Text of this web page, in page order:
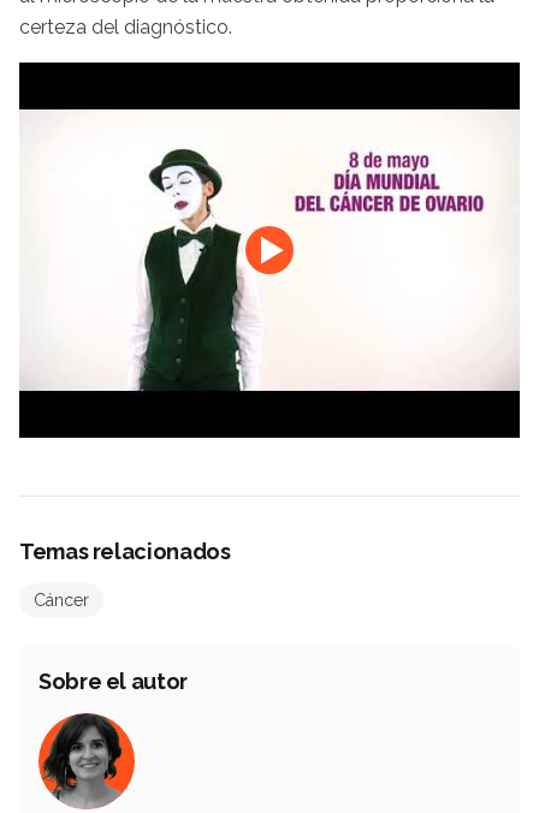
certeza del diagnóstico.
Temas relacionados
Cáncer
Sobre el autor